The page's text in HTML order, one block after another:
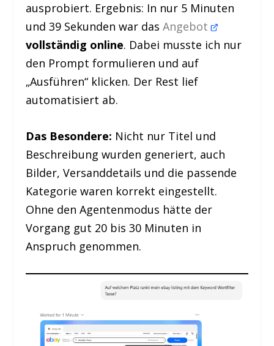
ausprobiert. Ergebnis: In nur 5 Minuten
und 39 Sekunden war dasAngebot
vollständig online. Dabei musste ich nur
den Prompt formulieren und auf
„Ausführen“ klicken. Der Rest lief
automatisiert ab.
Das Besondere: Nicht nur Titel und
Beschreibung wurden generiert, auch
Bilder, Versanddetails und die passende
Kategorie waren korrekt eingestellt.
Ohne den Agentenmodus hätte der
Vorgang gut 20 bis 30 Minuten in
Anspruch genommen.